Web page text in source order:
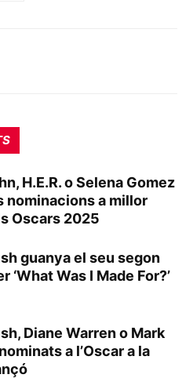
H.E.R. o Selena Gomez
nominacions a millor
Oscars 2025
guanya el seu segon
‘What Was I Made For?’
Diane Warren o Mark
a l’Oscar a la